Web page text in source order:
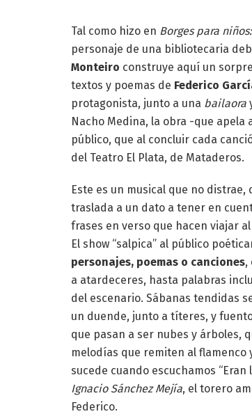
Tal como hizo en Borges para
personaje de una bibliotecaria
Monteiro construye aquí un
textos y poemas de Federico
protagonista, junto a una bailaora
Nacho Medina, la obra -que
público, que al concluir cada
del Teatro El Plata, de Mataderos.
Este es un musical que no
traslada a un dato a tener en
frases en verso que hacen viajar
El show “salpica” al público
personajes, poemas o canciones,
a atardeceres, hasta palabras
del escenario. Sábanas tendidas
un duende, junto a títeres, y
que pasan a ser nubes y árboles,
melodías que remiten al flamenco
sucede cuando escuchamos
Ignacio Sánchez Mejía, el torero
Federico.